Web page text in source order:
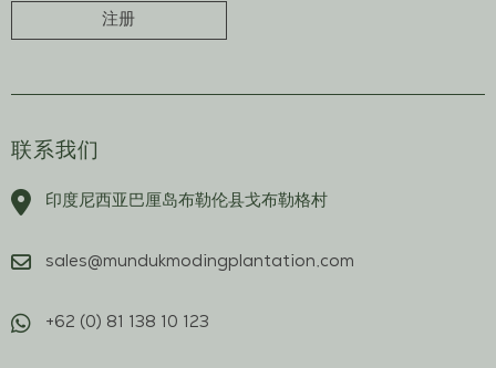
注册
联系我们
印度尼西亚巴厘岛布勒伦县戈布勒格村
sales@mundukmodingplantation.com
+62 (0) 81 138 10 123